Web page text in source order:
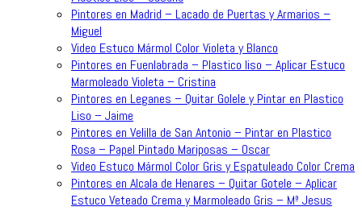
Pintores en Madrid – Lacado de Puertas y Armarios –
Miguel
Video Estuco Mármol Color Violeta y Blanco
Pintores en Fuenlabrada – Plastico liso – Aplicar Estuco
Marmoleado Violeta – Cristina
Pintores en Leganes – Quitar Golele y Pintar en Plastico
Liso – Jaime
Pintores en Velilla de San Antonio – Pintar en Plastico
Rosa – Papel Pintado Mariposas – Oscar
Video Estuco Mármol Color Gris y Espatuleado Color Crema
Pintores en Alcala de Henares – Quitar Gotele – Aplicar
Estuco Veteado Crema y Marmoleado Gris – Mª Jesus